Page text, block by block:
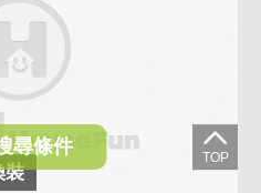
裝
尋條件